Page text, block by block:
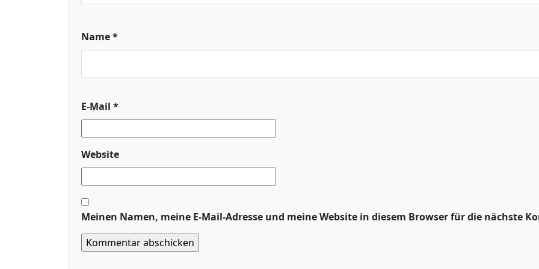
Name*
E-Mail *
Website
Meinen Namen, meine E-Mail-Adresse und meine Website in diesem Browser für die nächste